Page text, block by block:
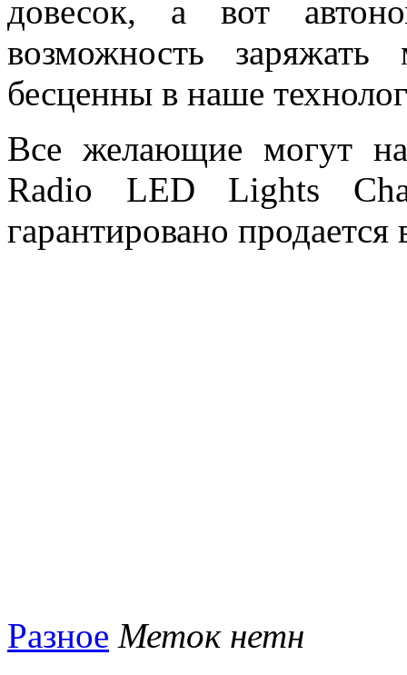
довесок, а вот
возможность
бесценны в наше
Все желающие могут
Radio LED Lights
гарантировано
Разное Меток нетн